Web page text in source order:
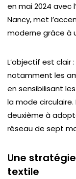
en mai 2024 avec
Nancy, met
moderne grâce à
L’objectif est clair
notamment les
en sensibilisant
la mode
deuxième à
réseau de sept
Une
textile